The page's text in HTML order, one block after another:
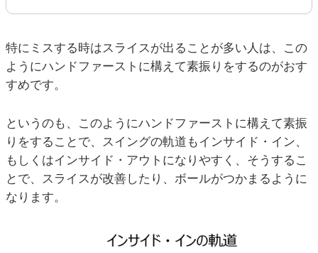
特にミスする時はスライスが出ることが多い人は、この
ようにハンドファーストに構えて素振りをするのがおす
すめです。
というのも、このようにハンドファーストに構えて素振
りをすることで、スイングの軌道もインサイド・イン、
もしくはインサイド・アウトになりやすく、そうするこ
とで、スライスが改善したり、ボールがつかまるように
なります。